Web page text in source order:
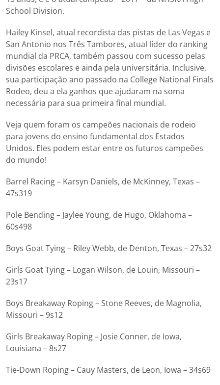
School Division.
Hailey Kinsel, atual recordista das pistas de Las Vegas e
San Antonio nos Três Tambores, atual líder do ranking
mundial da PRCA, também passou com sucesso pelas
divisões escolares e ainda pela universitária. Inclusive,
sua participação ano passado na College National Finals
Rodeo, deu a ela ganhos que ajudaram na soma
necessária para sua primeira final mundial.
Veja quem foram os campeões nacionais de rodeio
para jovens do ensino fundamental dos Estados
Unidos. Eles podem estar entre os futuros campeões
do mundo!
Barrel Racing – Karsyn Daniels, de McKinney, Texas –
47s319
Pole Bending – Jaylee Young, de Hugo, Oklahoma –
60s498
Boys Goat Tying – Riley Webb, de Denton, Texas – 27s32
Girls Goat Tying – Logan Wilson, de Louin, Missouri –
23s17
Boys Breakaway Roping – Stone Reeves, de Magnolia,
Missouri – 9s12
Girls Breakaway Roping – Josie Conner, de Iowa,
Louisiana – 8s27
Tie-Down Roping – Cauy Masters, de Leon, Iowa – 34s69